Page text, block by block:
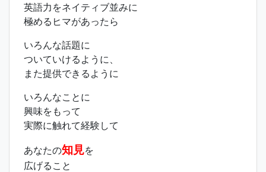
英語力をネイティブ並みに
極めるヒマがあったら
いろんな話題に
ついていけるように、
また提供できるように
いろんなことに
興味をもって
実際に触れて経験して
あなたの知見を
広げること